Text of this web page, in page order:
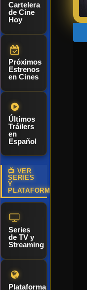
Cartelera
de Cine
Hoy
Próximos
Estrenos
en Cines
Últimos
Tráilers
en
Español
📺 VER
SERIES
Y
PLATAFORMAS
Series
de TV y
Streaming
Plataformas